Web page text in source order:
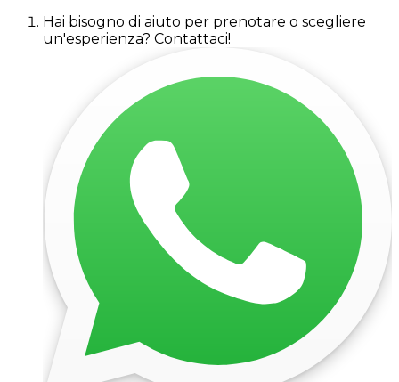
Hai bisogno di aiuto per prenotare o scegliere
un'esperienza? Contattaci!